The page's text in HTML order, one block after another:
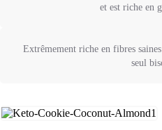
et est riche en
Extrêmement riche en fibres
seul